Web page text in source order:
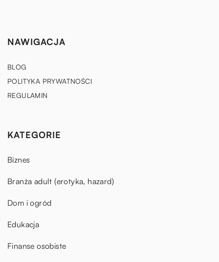
NAWIGACJA
BLOG
POLITYKA PRYWATNOŚCI
REGULAMIN
KATEGORIE
Biznes
Branża adult (erotyka, hazard)
Dom i ogród
Edukacja
Finanse osobiste